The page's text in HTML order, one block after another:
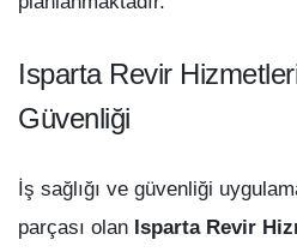
Isparta Revir
Güvenliği
İş sağlığı ve güvenliği
parçası olan Isparta Revir